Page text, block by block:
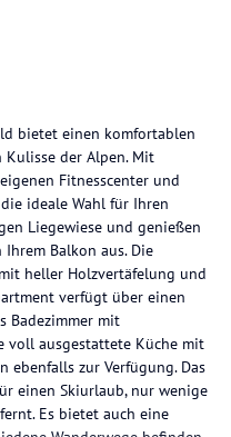
bietet einen komfortablen
der Alpen. Mit
Fitnesscenter und
ideale Wahl für Ihren
Liegewiese und genießen
Balkon aus. Die
heller Holzvertäfelung und
verfügt über einen
Badezimmer mit
voll ausgestattete Küche mit
ebenfalls zur Verfügung. Das
einen Skiurlaub, nur wenige
Es bietet auch eine